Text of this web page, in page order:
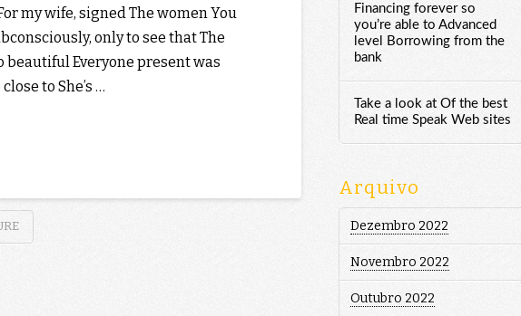
my wife, signed The women You
only to see that The
beautiful Everyone present was
to She’s …
Financing forever so
you’re able to Advanced
level Borrowing from the
bank
Take a look at Of the best
Real time Speak Web sites
Arquivo
Dezembro 2022
Novembro 2022
Outubro 2022